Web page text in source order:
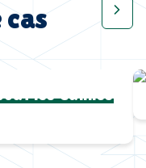
cas
les Cannes